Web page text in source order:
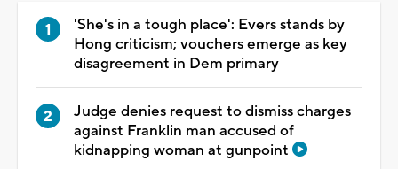
'She's in a tough place': Evers stands by
Hong criticism; vouchers emerge as key
disagreement in Dem primary
Judge denies request to dismiss charges
against Franklin man accused of
kidnapping woman at gunpoint